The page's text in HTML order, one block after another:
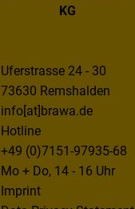
KG
Uferstrasse 24 - 30
73630 Remshalden
info[at]brawa.de
Hotline
+49 (0)7151-97935-68
Mo + Do, 14 - 16 Uhr
Imprint